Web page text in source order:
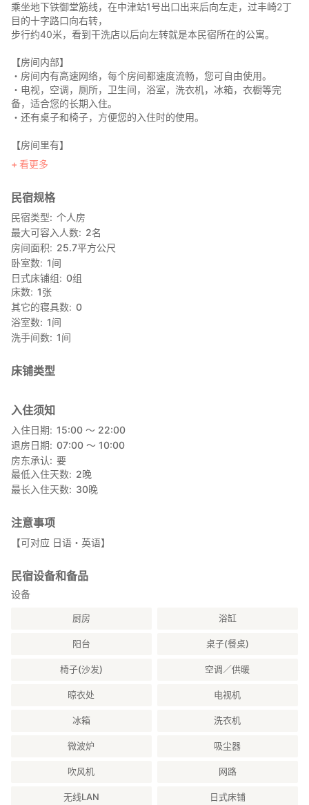
乘坐地下铁御堂筋线，在中津站1号出口出来后向左走，过丰崎2丁
目的十字路口向右转，
步行约4​​0米，看到干洗店以后向左转就是本民宿所在的公寓。
【房间内部】
・房间内有高速网络，每个房间都速度流畅，您可自由使用。
・电视，空调，厕所，卫生间，浴室，洗衣机，冰箱，衣橱等完
备，适合您的长期入住。
・还有桌子和椅子，方便您的入住时的使用。
【房间里有】
（设备，备品等）
IH烹饪台
冰箱
餐具（碗和盆）
烹饪用具（刀具，切菜板，勺子）
衣架
洗衣机
电视
冷气暖气
电视门铃
自动火灾警报设备
网络
面巾
浴巾
护发素
牙刷
【吸烟场所】
吸烟仅限阳台。阳台上的烟灰缸可自由使用。
其他地方禁止吸烟，请事先谅解。
看更多
民宿规格
民宿类型
个人房
最大可容入人数
2名
房间面积
25.7平方公尺
卧室数 1间
日式床铺组
0组
床数 1张
其它的寝具数 0
浴室数 1间
洗手间数 1间
床铺类型
入住须知
入住日期
15:00 〜 22:00
退房日期
07:00 〜 10:00
房东承认
要
最低入住天数
2晚
最长入住天数
30晚
注意事项
【可对应 日语・英语】
民宿设备和备品
设备
厨房 浴缸
阳台 桌子(餐桌)
椅子(沙发) 空调／供暖
晾衣处 电视机
冰箱 洗衣机
微波炉 吸尘器
吹风机 网路
无线LAN 日式床铺